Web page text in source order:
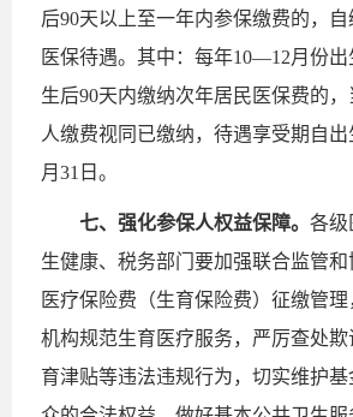
后90天以上至一年内参保缴费的，
医保待遇。其中：每年10—12月份
生后90天内缴纳次年居民医保费的
人缴费视同已缴纳，待遇享受期自出
月31日。
七、强化参保人权益保障。 各级
生健康、税务部门要加强联合监管
医疗保险费（生育保险费）征缴管
机构规范生育医疗服务，严厉查处
育津贴等违法违规行为，切实维护